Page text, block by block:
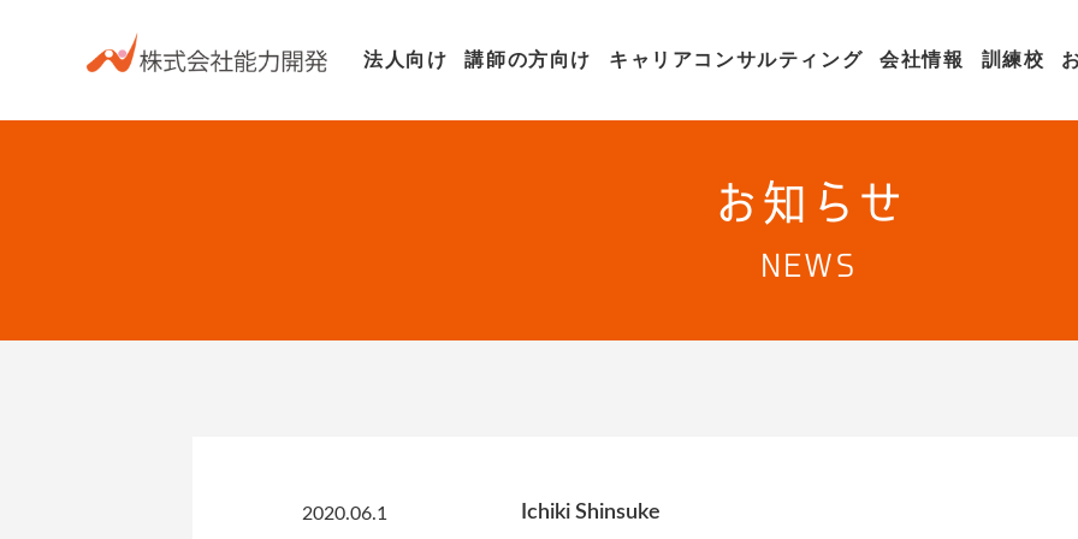
法人向け 講師の方向け キャリアコンサルティング 会社情報 訓練校
お知らせ
NEWS
2020.06.1 Ichiki Shinsuke